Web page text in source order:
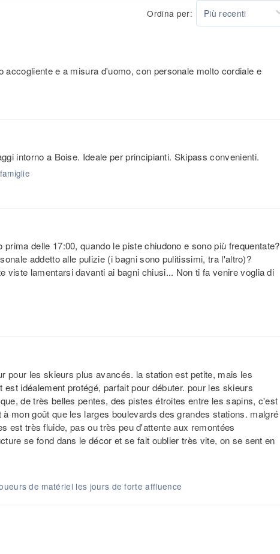
Ordina per: Più recenti
e a misura d'uomo, con personale molto cordiale e
intorno a Boise. Ideale per principianti. Skipass convenienti.
delle 17:00, quando le piste chiudono e sono più frequentate?
addetto alle pulizie (i bagni sono pulitissimi, tra l'altro)?
viste lamentarsi davanti ai bagni chiusi... Non ti fa venire voglia di
pour les skieurs plus avancés. la station est petite, mais les
idéalement protégé, parfait pour débuter. pour les skieurs
de très belles pentes, des pistes étroites entre les sapins, c'est
mon goût que les larges boulevards des grandes stations. malgré
est très fluide, pas ou très peu d'attente aux remontées
se fond dans le décor et se fait oublier très vite, on se sent en
de matériel les jours de forte affluence